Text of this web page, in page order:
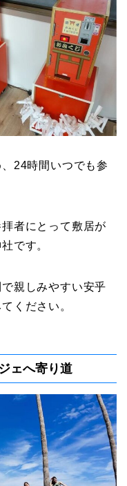
24時間いつでも参
者にとって敷居が
です。
親しみやすい安乎
ください。
ェへ寄り道